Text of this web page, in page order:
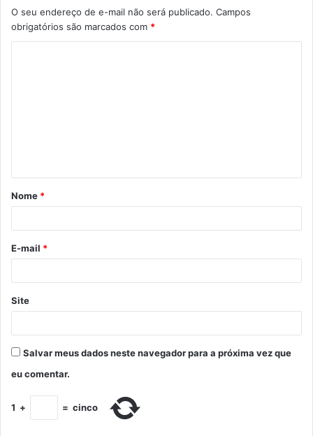
O seu endereço de e-mail não será publicado. Campos
obrigatórios são marcados com *
Nome *
E-mail *
Site
Salvar meus dados neste navegador para a próxima vez que
eu comentar.
1 + = cinco